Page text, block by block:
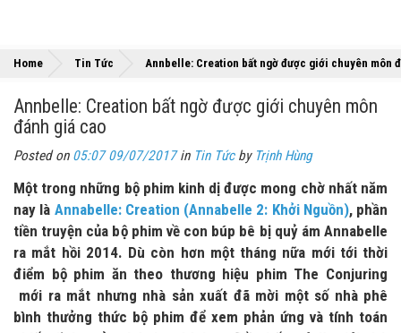
Home Tin Tức Annbelle: Creation bất ngờ được giới chuyên môn
Annbelle: Creation bất ngờ được giới chuyên môn
đánh giá cao
Posted on 05:07 09/07/2017in Tin Tứcby Trịnh Hùng
Một trong những bộ phim kinh dị được mong chờ nhất năm
nay là Annabelle: Creation (Annabelle 2: Khởi Nguồn), phần
tiền truyện của bộ phim về con búp bê bị quỷ ám Annabelle
ra mắt hồi 2014. Dù còn hơn một tháng nữa mới tới thời
điểm bộ phim ăn theo thương hiệu phim The Conjuring
mới ra mắt nhưng nhà sản xuất đã mời một số nhà phê
bình thưởng thức bộ phim để xem phản ứng và tính toán